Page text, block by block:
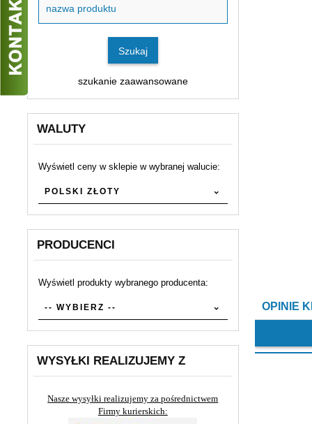
Szukaj
szukanie zaawansowane
WALUTY
Wyświetl ceny w sklepie w wybranej walucie:
POLSKI ZŁOTY
PRODUCENCI
Wyświetl produkty wybranego producenta:
set_producers
-- WYBIERZ --
WYSYŁKI REALIZUJEMY Z
Nasze wysyłki realizujemy za pośrednictwem
Firmy kurierskich:
OPINIE